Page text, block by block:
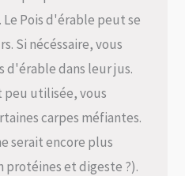
Pois d'érable peut se
Si nécéssaire, vous
d'érable dans leur jus.
peu utilisée, vous
carpes méfiantes.
serait encore plus
et digeste ?).